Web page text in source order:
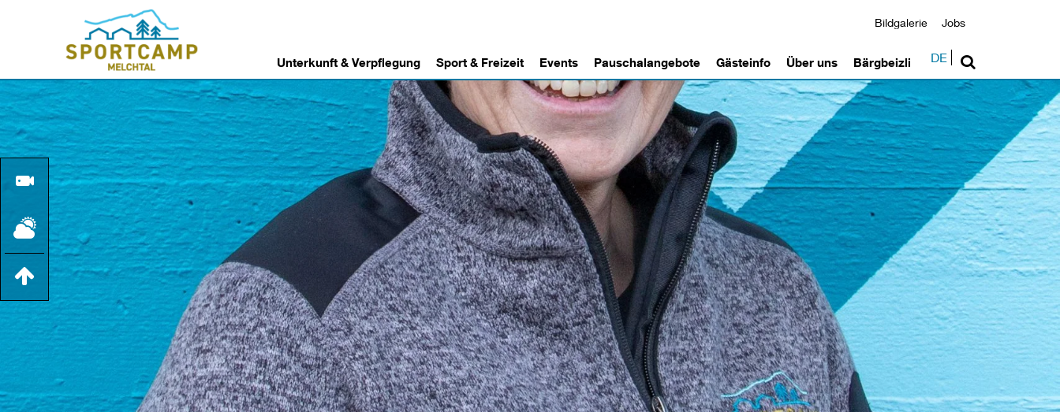
Bildgalerie Jobs
Unterkunft & Verpflegung Sport & Freizeit Events Pauschalangebote Gästeinfo Über uns Bärgbeizli DE